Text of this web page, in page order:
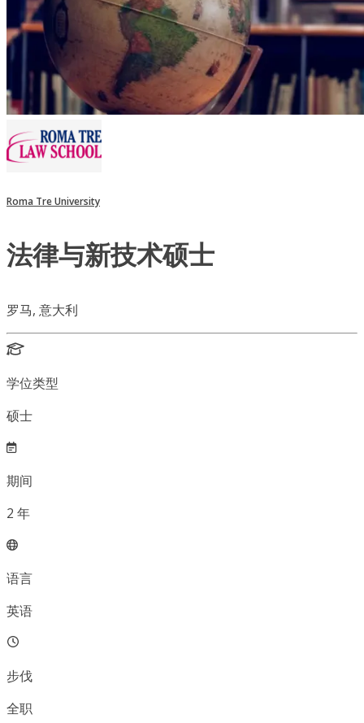
Roma Tre University
法律与新技术硕士
罗马, 意大利
学位类型
硕士
期间
2 年
语言
英语
步伐
全职